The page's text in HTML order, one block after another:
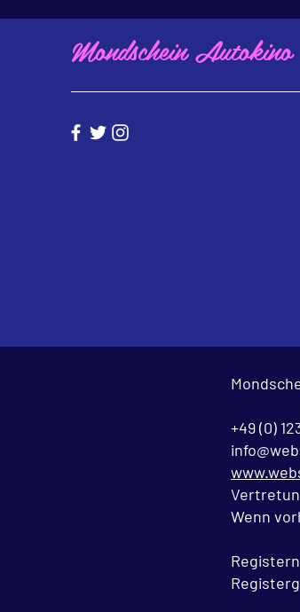
Mondschein Autokino
+49 (0)
Wenn